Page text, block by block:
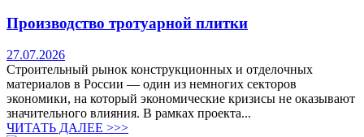
Производство тротуарной плитки
27.07.2026
Строительный рынок конструкционных и отделочных
материалов в России — один из немногих секторов
экономики, на который экономические кризисы не оказывают
значительного влияния. В рамках проекта...
ЧИТАТЬ ДАЛЕЕ >>>